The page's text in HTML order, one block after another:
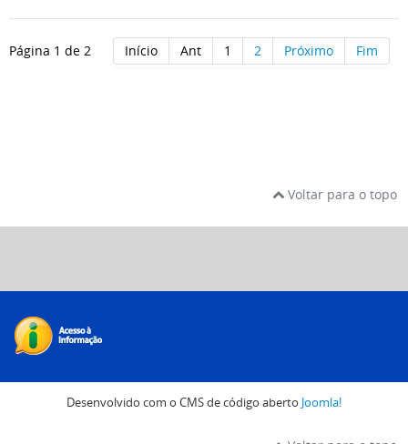
Página 1 de 2 Início Ant 1 2 Próximo Fim
Voltar para o topo
Desenvolvido com o CMS de código aberto Joomla!